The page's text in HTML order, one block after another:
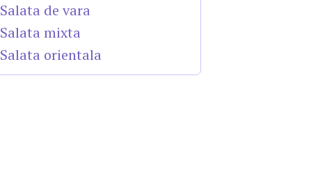
Salata de vara
Salata mixta
Salata orientala